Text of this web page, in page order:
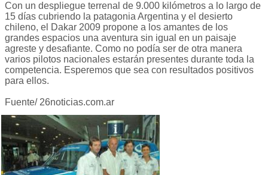
Con un despliegue terrenal de 9.000 kilómetros a lo largo de
15 días cubriendo la patagonia Argentina y el desierto
chileno, el Dakar 2009 propone a los amantes de los
grandes espacios una aventura sin igual en un paisaje
agreste y desafiante. Como no podía ser de otra manera
varios pilotos nacionales estarán presentes durante toda la
competencia. Esperemos que sea con resultados positivos
para ellos.
Fuente/ 26noticias.com.ar